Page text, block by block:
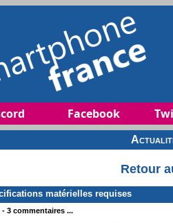
Facebook
Retour
matérielles requises
- 3 commentaires ...